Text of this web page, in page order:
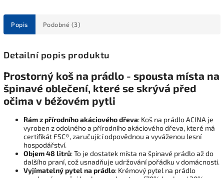
Popis Podobné (3)
Detailní popis produktu
Prostorný koš na prádlo - spousta místa na
špinavé oblečení, které se skrývá před
očima v béžovém pytli
Rám z přírodního akáciového dřeva: Koš na prádlo ACINA je
vyroben z odolného a přírodního akáciového dřeva, které má
certifikát FSC®, zaručující odpovědnou a vyváženou lesní
hospodářství.
Objem 48 litrů: To je dostatek místa na špinavé prádlo až do
dalšího praní, což usnadňuje udržování pořádku v domácnosti.
Vyjímatelný pytel na prádlo: Krémový pytel na prádlo